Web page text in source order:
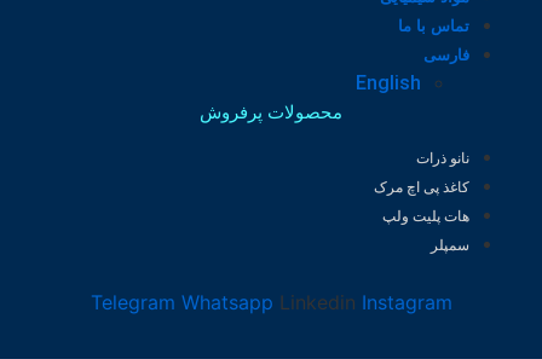
تماس با ما
فارسی
English
محصولات پرفروش
نانو ذرات
کاغذ پی اچ مرک
هات پلیت ولپ
سمپلر
Telegram Whatsapp Linkedin Instagram